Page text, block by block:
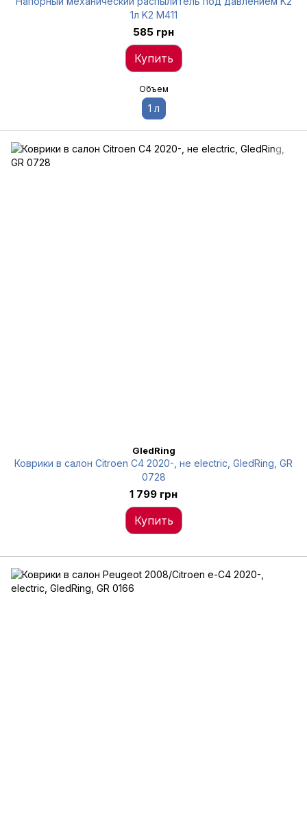
1л K2 M411
585 грн
Купить
Объем
1 л
GledRing
Коврики в салон Citroen C4 2020-, не electric, GledRing, GR
0728
1 799 грн
Купить